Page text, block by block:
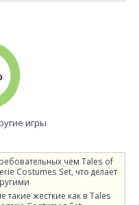
игры
чем Tales of
Costumes Set, что делает
такие жесткие как в Tales